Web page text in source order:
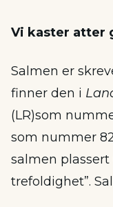
Vi kaster atter
Salmen er
finner den i
(LR)som
som nummer
salmen plassert
trefoldighet”.